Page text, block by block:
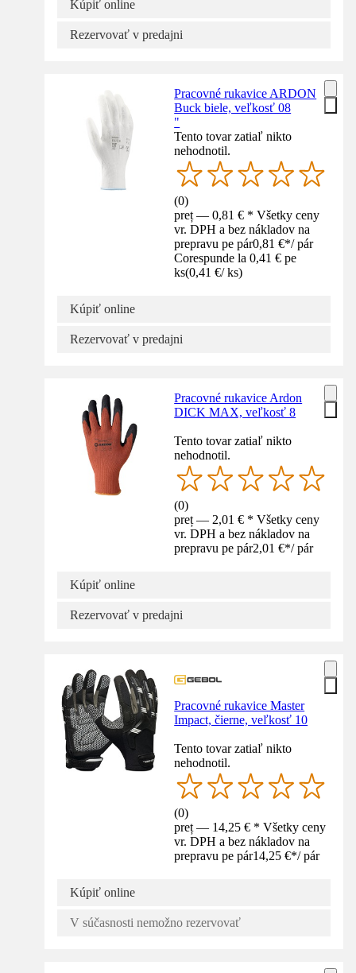
Kúpiť online
Rezervovať v predajni
Pracovné rukavice ARDON
Buck biele, veľkosť 08
"
Tento tovar zatiaľ nikto
nehodnotil.
(0)
preț — 0,81 € * Všetky ceny
vr. DPH a bez nákladov na
prepravu pe pár0,81 €*/ pár
Corespunde la 0,41 € pe
ks(0,41 €/ ks)
Kúpiť online
Rezervovať v predajni
Pracovné rukavice Ardon
DICK MAX, veľkosť 8
Tento tovar zatiaľ nikto
nehodnotil.
(0)
preț — 2,01 € * Všetky ceny
vr. DPH a bez nákladov na
prepravu pe pár2,01 €*/ pár
Kúpiť online
Rezervovať v predajni
Pracovné rukavice Master
Impact, čierne, veľkosť 10
Tento tovar zatiaľ nikto
nehodnotil.
(0)
preț — 14,25 € * Všetky ceny
vr. DPH a bez nákladov na
prepravu pe pár14,25 €*/ pár
Kúpiť online
V súčasnosti nemožno rezervovať